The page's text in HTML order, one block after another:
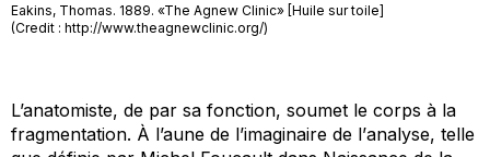
Eakins, Thomas. 1889. «The Agnew Clinic» [Huile sur toile]
(Credit : http://www.theagnewclinic.org/)
L’anatomiste, de par sa fonction, soumet le corps à la
fragmentation. À l’aune de l’imaginaire de l’analyse, telle